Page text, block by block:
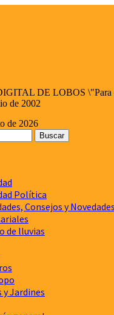
DE LOBOS \"Para
de 2002
de 2026
Política
Consejos y Novedades
de lluvias
y Jardines